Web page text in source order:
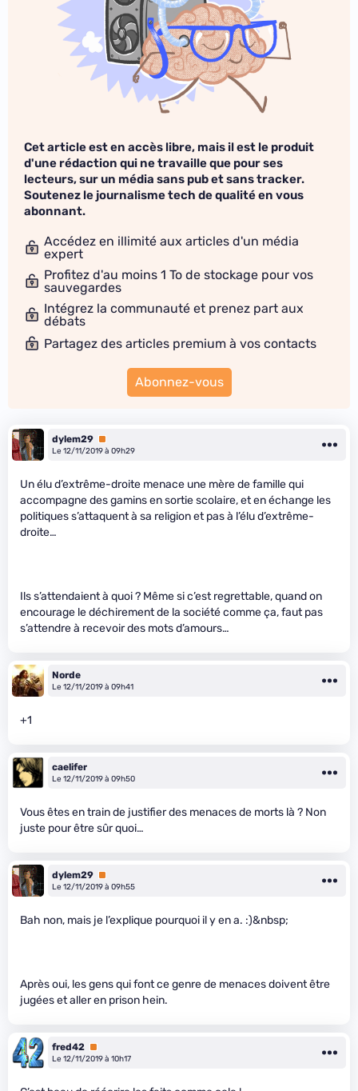
Cet article est en accès libre, mais il est le produit
d'une rédaction qui ne travaille que pour ses
lecteurs, sur un média sans pub et sans tracker.
Soutenez le journalisme tech de qualité en vous
abonnant.
Accédez en illimité aux articles d'un média
expert
Profitez d'au moins 1 To de stockage pour vos
sauvegardes
Intégrez la communauté et prenez part aux
débats
Partagez des articles premium à vos contacts
Abonnez-vous
dylem29 Premium
Le 12/11/2019 à 09h29
Un élu d’extrême-droite menace une mère de famille qui
accompagne des gamins en sortie scolaire, et en échange les
politiques s’attaquent à sa religion et pas à l’élu d’extrême-
droite…
Ils s’attendaient à quoi ? Même si c’est regrettable, quand on
encourage le déchirement de la société comme ça, faut pas
s’attendre à recevoir des mots d’amours…
Norde
Le 12/11/2019 à 09h41
+1
caelifer
Le 12/11/2019 à 09h50
Vous êtes en train de justifier des menaces de morts là ? Non
juste pour être sûr quoi…
dylem29 Premium
Le 12/11/2019 à 09h55
Bah non, mais je l’explique pourquoi il y en a. :)&nbsp;
Après oui, les gens qui font ce genre de menaces doivent être
jugées et aller en prison hein.
fred42 Premium
Le 12/11/2019 à 10h17